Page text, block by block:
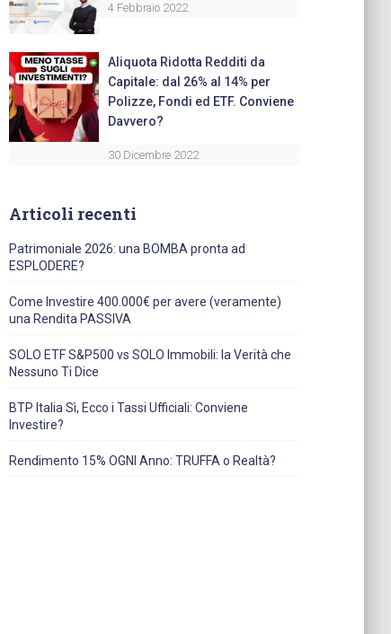
4 Febbraio 2022
Aliquota Ridotta Redditi da
Capitale: dal 26% al 14% per
Polizze, Fondi ed ETF. Conviene
Davvero?
30 Dicembre 2022
Articoli recenti
Patrimoniale 2026: una BOMBA pronta ad
ESPLODERE?
Come Investire 400.000€ per avere (veramente)
una Rendita PASSIVA
SOLO ETF S&P500 vs SOLO Immobili: la Verità che
Nessuno Ti Dice
BTP Italia Sì, Ecco i Tassi Ufficiali: Conviene
Investire?
Rendimento 15% OGNI Anno: TRUFFA o Realtà?